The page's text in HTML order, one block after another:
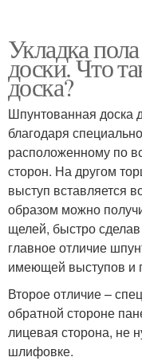
Укладка
доски. Что
доска?
Шпунтованная доска
благодаря
расположенному по
сторон. На другом
выступ вставляется
образом можно
щелей, быстро
главное отличие
имеющей выступов и
Второе отличие –
обратной стороне
лицевая сторона, не
шлифовке.